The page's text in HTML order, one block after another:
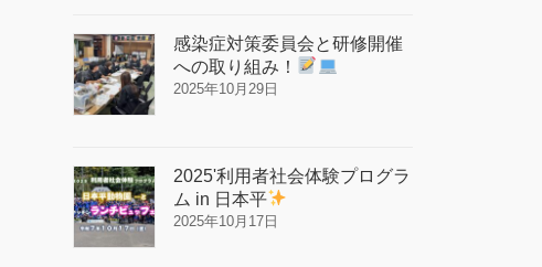
感染症対策委員会と研修開催
への取り組み！
2025年10月29日
2025'利用者社会体験プログラ
ム in 日本平
2025年10月17日